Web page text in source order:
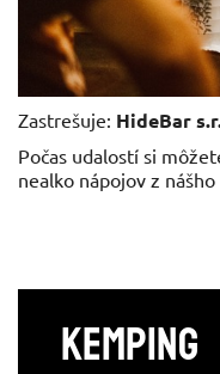
Zastrešuje: HideBar
Počas udalostí si
nealko nápojov z nášho
Kemping